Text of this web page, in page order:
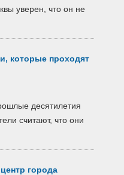
уверен, что он не
которые проходят
десятилетия
считают, что они
города